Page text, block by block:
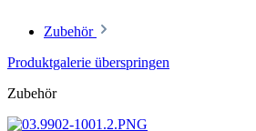
Zubehör
Produktgalerie überspringen
Zubehör